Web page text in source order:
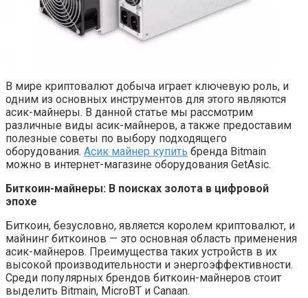
В мире криптовалют добыча играет ключевую роль, и
одним из основных инструментов для этого являются
асик-майнеры. В данной статье мы рассмотрим
различные виды асик-майнеров, а также предоставим
полезные советы по выбору подходящего
оборудования. Асик майнер купить бренда Bitmain
можно в интернет-магазине оборудования GetAsic.
Биткоин-майнеры: В поисках золота в цифровой
эпохе
Биткоин, безусловно, является королем криптовалют, и
майнинг биткоинов — это основная область применения
асик-майнеров. Преимущества таких устройств в их
высокой производительности и энергоэффективности.
Среди популярных брендов биткоин-майнеров стоит
выделить Bitmain, MicroBT и Canaan.